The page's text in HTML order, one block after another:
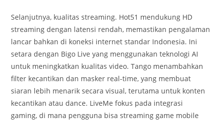
Selanjutnya, kualitas streaming. Hot51 mendukung HD
streaming dengan latensi rendah, memastikan pengalaman
lancar bahkan di koneksi internet standar Indonesia. Ini
setara dengan Bigo Live yang menggunakan teknologi AI
untuk meningkatkan kualitas video. Tango menambahkan
filter kecantikan dan masker real-time, yang membuat
siaran lebih menarik secara visual, terutama untuk konten
kecantikan atau dance. LiveMe fokus pada integrasi
gaming, di mana pengguna bisa streaming game mobile